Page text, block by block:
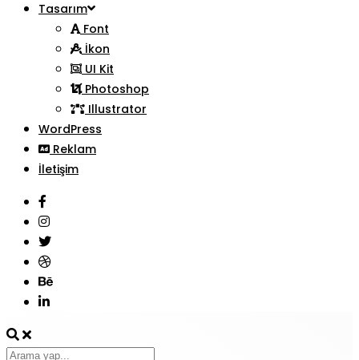
Tasarım
Font
İkon
UI Kit
Photoshop
Illustrator
WordPress
Reklam
İletişim